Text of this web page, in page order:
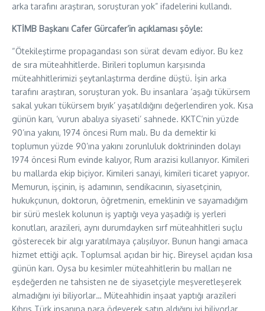
arka tarafını araştıran, soruşturan yok” ifadelerini kullandı.
KTİMB Başkanı Cafer Gürcafer’in açıklaması şöyle:
“Ötekileştirme propagandası son sürat devam ediyor. Bu kez
de sıra müteahhitlerde. Birileri toplumun karşısında
müteahhitlerimizi şeytanlaştırma derdine düştü. İşin arka
tarafını araştıran, soruşturan yok. Bu insanlara ‘aşağı tükürsem
sakal yukarı tükürsem bıyık’ yaşatıldığını değerlendiren yok. Kısa
günün karı, ‘vurun abalıya siyaseti’ sahnede. KKTC’nin yüzde
90’ına yakını, 1974 öncesi Rum malı. Bu da demektir ki
toplumun yüzde 90’ına yakını zorunluluk doktrininden dolayı
1974 öncesi Rum evinde kalıyor, Rum arazisi kullanıyor. Kimileri
bu mallarda ekip biçiyor. Kimileri sanayi, kimileri ticaret yapıyor.
Memurun, işçinin, iş adamının, sendikacının, siyasetçinin,
hukukçunun, doktorun, öğretmenin, emeklinin ve sayamadığım
bir sürü meslek kolunun iş yaptığı veya yaşadığı iş yerleri
konutları, arazileri, aynı durumdayken sırf müteahhitleri suçlu
gösterecek bir algı yaratılmaya çalışılıyor. Bunun hangi amaca
hizmet ettiği açık. Toplumsal açıdan bir hiç. Bireysel açıdan kısa
günün karı. Oysa bu kesimler müteahhitlerin bu malları ne
eşdeğerden ne tahsisten ne de siyasetçiyle meşveretleşerek
almadığını iyi biliyorlar… Müteahhidin inşaat yaptığı arazileri
Kıbrıs Türk insanına para ödeyerek satın aldığını iyi biliyorlar.